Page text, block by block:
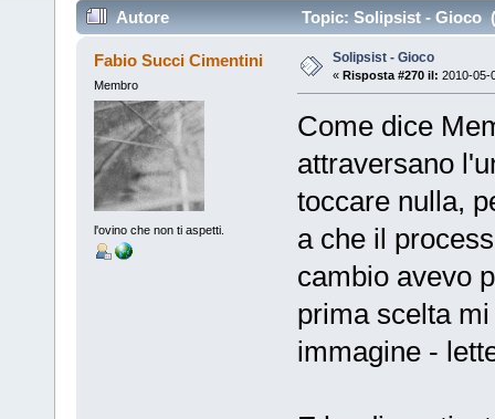
Autore Topic: Solipsist - Gioco
Fabio Succi Cimentini
Membro
l'ovino che non ti aspetti.
Solipsist - Gioco
« Risposta #270 il: 2010-05-
Come dice
attraversano
toccare nulla,
a che il
cambio avevo
prima scelta
immagine -